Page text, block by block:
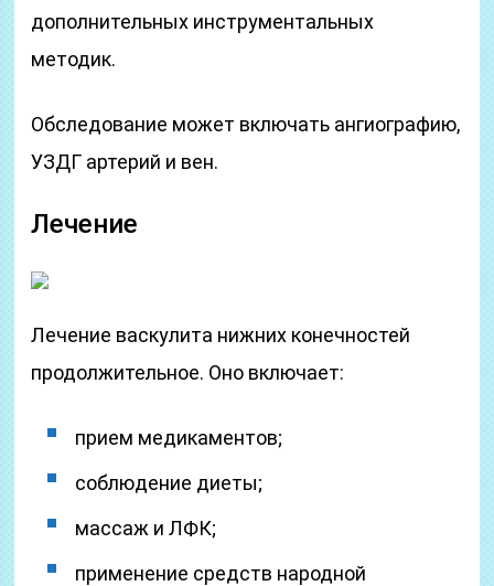
дополнительных инструментальных
методик.
Обследование может включать ангиографию,
УЗДГ артерий и вен.
Лечение
Лечение васкулита нижних конечностей
продолжительное. Оно включает:
прием медикаментов;
соблюдение диеты;
массаж и ЛФК;
применение средств народной